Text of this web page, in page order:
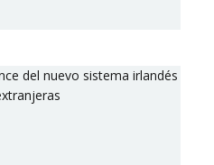
hoteles sin
clara su